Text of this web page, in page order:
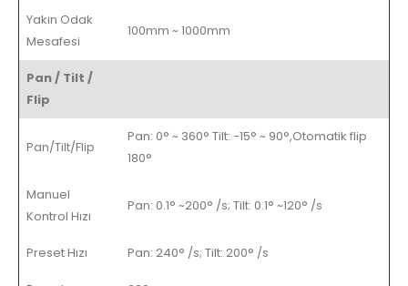
Yakın Odak
Mesafesi
100mm ~ 1000mm
Pan / Tilt /
Flip
Pan/Tilt/Flip
Pan: 0° ~ 360° Tilt: -15° ~ 90°,Otomatik flip
180°
Manuel
Kontrol Hızı
Pan: 0.1° ~200° /s; Tilt: 0.1° ~120° /s
Preset Hızı Pan: 240° /s; Tilt: 200° /s